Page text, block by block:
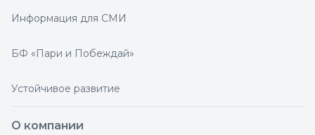
Информация для СМИ
БФ «Пари и Побеждай»
Устойчивое развитие
О компании